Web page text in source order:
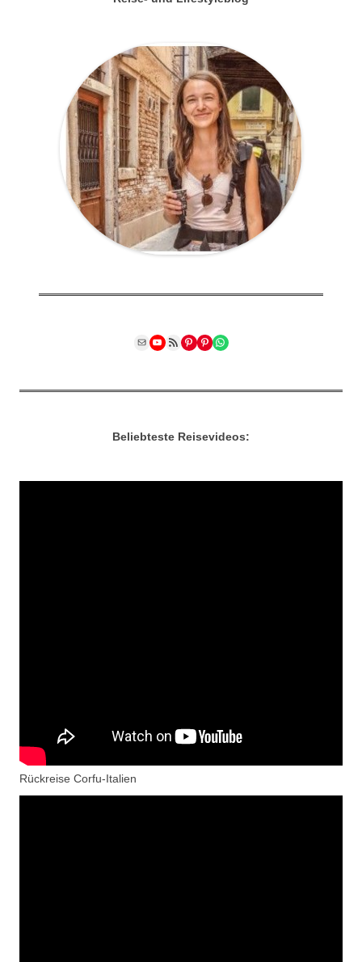
MailYouTube
RSS FeedPinterest
Pinterest
WhatsApp
Beliebteste Reisevideos:
Rückreise Corfu-Italien